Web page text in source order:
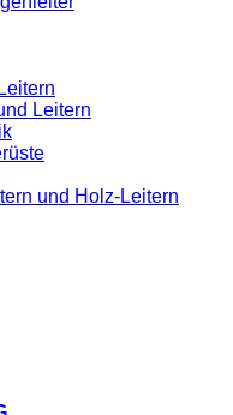
Leitern
und Holz-Leitern